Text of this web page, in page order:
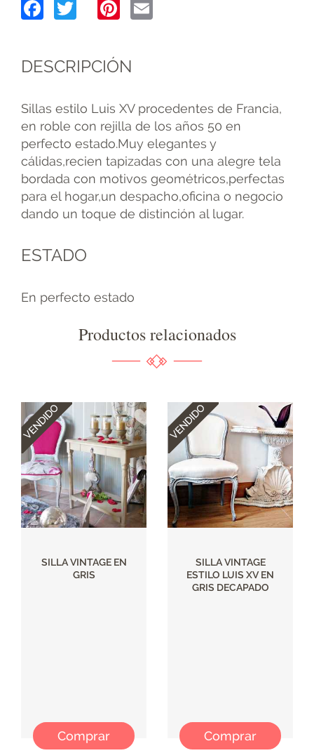
Facebook
TwitterPinterest
DESCRIPCIÓN
Sillas estilo Luis XV procedentes de Francia,
en roble con rejilla de los años 50 en
perfecto estado.Muy elegantes y
cálidas,recien tapizadas con una alegre tela
bordada con motivos geométricos,perfectas
para el hogar,un despacho,oficina o negocio
dando un toque de distinción al lugar.
ESTADO
En perfecto estado
Productos relacionados
SILLA VINTAGE EN
GRIS
Comprar
SILLA VINTAGE
ESTILO LUIS XV EN
GRIS DECAPADO
Comprar